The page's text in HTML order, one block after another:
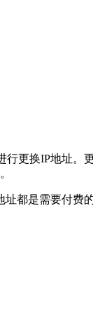
更换IP地址
都是需要付